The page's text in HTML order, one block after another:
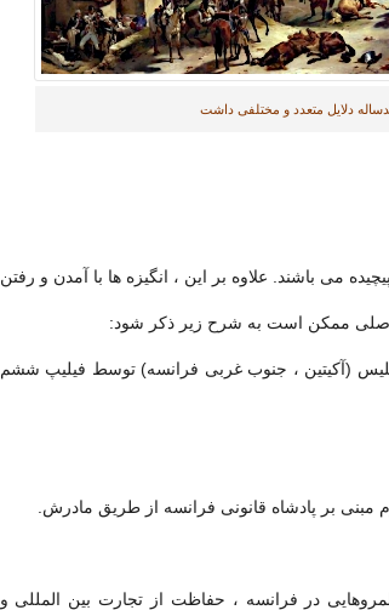
دلایل متعدد و مختلفی داشت
می باشند. علاوه بر این ، انگیزه ها با آمدن و رفتن
اصلی ممکن است به شرح زیر ذکر شود:
(آکیتین ، جنوب غربی فرانسه) توسط فیلیپ ششم
مبنی بر پادشاه قانونی فرانسه از طریق مادرش.
در فرانسه ، حفاظت از تجارت بین المللی و